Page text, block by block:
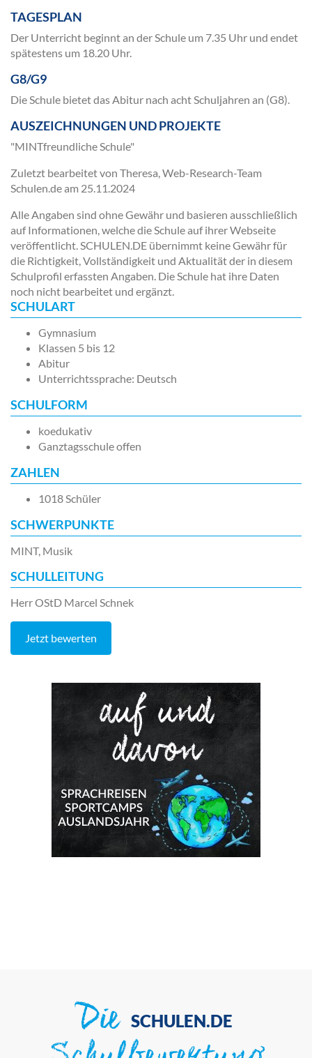
TAGESPLAN
Der Unterricht beginnt an der Schule um 7.35 Uhr und endet
spätestens um 18.20 Uhr.
G8/G9
Die Schule bietet das Abitur nach acht Schuljahren an (G8).
AUSZEICHNUNGEN UND PROJEKTE
"MINTfreundliche Schule"
Zuletzt bearbeitet von Theresa, Web-Research-Team
Schulen.de am 25.11.2024
Alle Angaben sind ohne Gewähr und basieren ausschließlich
auf Informationen, welche die Schule auf ihrer Webseite
veröffentlicht. SCHULEN.DE übernimmt keine Gewähr für
die Richtigkeit, Vollständigkeit und Aktualität der in diesem
Schulprofil erfassten Angaben. Die Schule hat ihre Daten
noch nicht bearbeitet und ergänzt.
SCHULART
Gymnasium
Klassen 5 bis 12
Abitur
Unterrichtssprache: Deutsch
SCHULFORM
koedukativ
Ganztagsschule offen
ZAHLEN
1018 Schüler
SCHWERPUNKTE
MINT, Musik
SCHULLEITUNG
Herr OStD Marcel Schnek
Jetzt bewerten
Die SCHULEN.DE